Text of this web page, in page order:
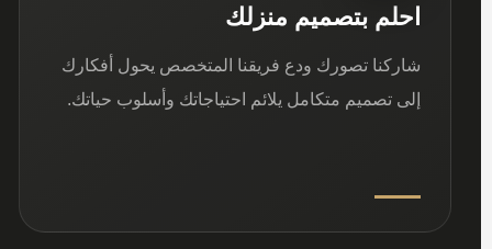
احلم بتصميم منزلك
شاركنا تصورك ودع فريقنا المتخصص يحول أفكارك
إلى تصميم متكامل يلائم احتياجاتك وأسلوب حياتك.